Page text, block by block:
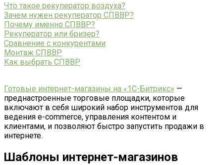
Что такое рекуператор воздуха?
Зачем нужен рекуператор СПВВР?
Почему именно СПВВР?
Рекуператор или бризер?
Сравнение с конкурентами
Монтаж СПВВР
Как выбрать СПВВР
Готовые интернет-магазины на «1С-Битрикс» —
преднастроенные торговые площадки, которые
включают в себя широкий набор инструментов для
ведения e-commerce, управления контентом и
клиентами, и позволяют быстро запустить продажи в
интернете.
Шаблоны интернет-магазинов